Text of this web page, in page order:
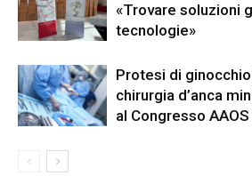
«Trovare soluzioni
tecnologie»
Protesi di
chirurgia d’anca
al Congresso